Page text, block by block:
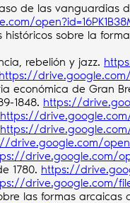
de las vanguardias
históricos sobre la
rebelión y jazz.
https://drive.google.com/
económica de Gran
1848. https://
https://drive.google.com/
https://drive.google.com/
drive.google.com/
drive.google.com/
1780. https://
drive.google.com/
las formas arcaicas